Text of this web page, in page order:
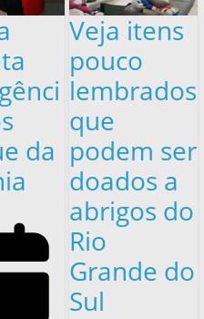
da
Veja itens
pouco
lembrados
que
podem ser
doados a
abrigos do
Rio
Grande do
Sul